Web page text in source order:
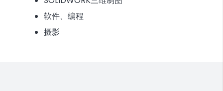
软件、编程
摄影